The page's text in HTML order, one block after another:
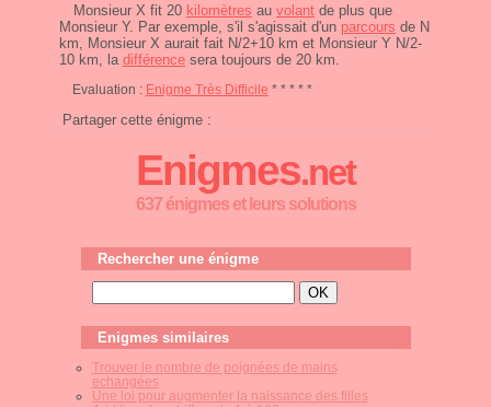
Monsieur X fit 20 kilomètres au volant de plus que
Monsieur Y. Par exemple, s'il s'agissait d'un parcours de N
km, Monsieur X aurait fait N/2+10 km et Monsieur Y N/2-
10 km, la différence sera toujours de 20 km.
Evaluation : Enigme Très Difficile * * * * *
Partager cette énigme :
Enigmes.net
637 énigmes et leurs solutions
Rechercher une énigme
Enigmes similaires
Trouver le nombre de poignées de mains
echangées
Une loi pour augmenter la naissance des filles